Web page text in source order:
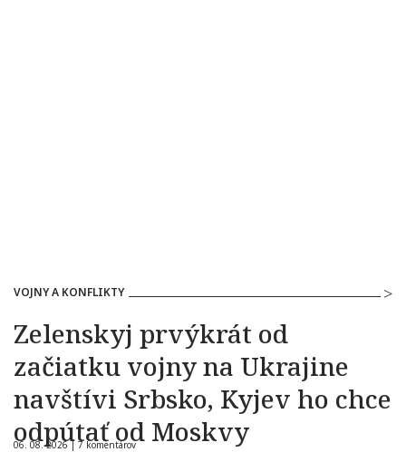
VOJNY A KONFLIKTY
Zelenskyj prvýkrát od
začiatku vojny na Ukrajine
navštívi Srbsko, Kyjev ho chce
odpútať od Moskvy
06. 08. 2026 | 7 komentárov